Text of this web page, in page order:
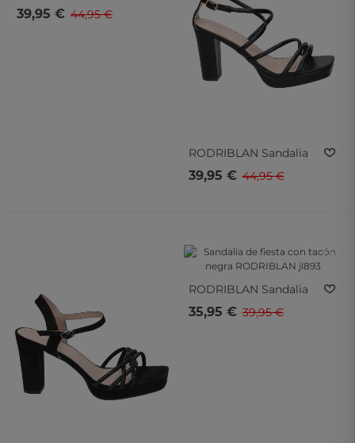
De Fiesta Con Tacón
RODRIBLAN Wxl772
39,95 € 44,95 €
RODRIBLAN Sandalia
De Fiesta Con Tacón
Negra RODRIBLAN
39,95 € 44,95 €
- 10%
RODRIBLAN Sandalia
De Fiesta Con Tacón
Negra RODRIBLAN
35,95 € 39,95 €